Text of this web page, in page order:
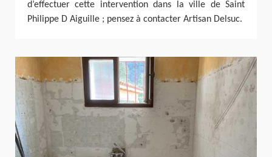
d’effectuer cette intervention dans la ville de Saint
Philippe D Aiguille ; pensez à contacter Artisan Delsuc.